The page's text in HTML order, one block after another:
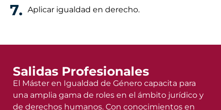
7. Aplicar igualdad en derecho.
Salidas Profesionales
El Máster en Igualdad de Género capacita para
una amplia gama de roles en el ámbito jurídico y
de derechos humanos. Con conocimientos en